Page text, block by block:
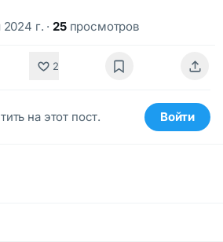
2024 г. · 25просмотров
2
на этот пост. Войти